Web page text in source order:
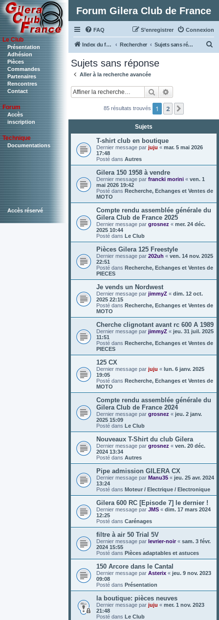
Le Club
Présentation
Adhésion
Pièces
Commandes
Partenaires
Rencontres
Contact
Forum
Accès
inscription
Technique
Documentations
Accès réservé
Forum Gilera Club de France
FAQ Connexion
S’enregistrer
Index du forum Rechercher Sujets sans réponse
Sujets sans réponse
Aller à la recherche avancée
Rechercher
85 résultats trouvés 1 2
Sujets
T-shirt club en boutique
Dernier message par juju « mar. 5 mai 2026
17:48
Posté dans Autres
Gilera 150 1958 à vendre
Dernier message par francki morini « ven. 1
mai 2026 19:42
Posté dans Recherche, Echanges et Ventes de
MOTO
Compte rendu assemblée générale du
Gilera Club de France 2025
Dernier message par grosnez « mer. 24 déc.
2025 10:44
Posté dans Le Club
Pièces Gilera 125 Freestyle
Dernier message par 202uh « ven. 14 nov. 2025
22:51
Posté dans Recherche, Echanges et Ventes de
PIECES
Je vends un Nordwest
Dernier message par jimmyZ « dim. 12 oct.
2025 22:15
Posté dans Recherche, Echanges et Ventes de
MOTO
Cherche clignotant avant rc 600 A 1989
Dernier message par jimmyZ « jeu. 31 juil. 2025
11:51
Posté dans Recherche, Echanges et Ventes de
PIECES
125 CX
Dernier message par juju « lun. 6 janv. 2025
19:05
Posté dans Recherche, Echanges et Ventes de
MOTO
Compte rendu assemblée générale du
Gilera Club de France 2024
Dernier message par grosnez « jeu. 2 janv.
2025 15:09
Posté dans Le Club
Nouveaux T-Shirt du club Gilera
Dernier message par grosnez « ven. 20 déc.
2024 13:34
Posté dans Autres
Pipe admission GILERA CX
Dernier message par Manu35 « jeu. 25 avr. 2024
13:24
Posté dans Moteur / Electrique / Electronique
Gilera 600 RC [Episode 7] le dernier !
Dernier message par JMS « dim. 17 mars 2024
12:25
Posté dans Carénages
filtre à air 50 Trial 5V
Dernier message par levrier-noir« sam. 3 févr.
2024 15:55
Posté dans Pièces adaptables et astuces
150 Arcore dans le Cantal
Dernier message par Asterix « jeu. 9 nov. 2023
09:08
Posté dans Présentation
la boutique: pièces neuves
Dernier message par juju « mer. 1 nov. 2023
21:48
Posté dans Le Club